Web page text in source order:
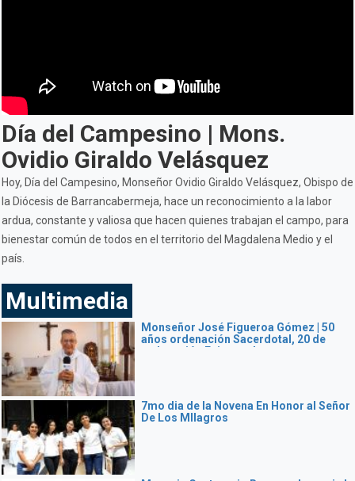
Día del Campesino | Mons.
Ovidio Giraldo Velásquez
Hoy, Día del Campesino, Monseñor Ovidio Giraldo Velásquez, Obispo de
la Diócesis de Barrancabermeja, hace un reconocimiento a la labor
ardua, constante y valiosa que hacen quienes trabajan el campo, para
bienestar común de todos en el territorio del Magdalena Medio y el
país.
Multimedia
Monseñor José Figueroa Gómez | 50
años ordenación Sacerdotal, 20 de
ordenación Episcopal.
7mo dia de la Novena En Honor al Señor
De Los MIlagros